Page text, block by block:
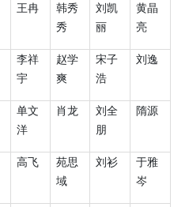
王冉
韩秀
秀
刘凯
丽
黄晶
亮
李祥
宇
赵学
爽
宋子
浩
刘逸
单文
洋
肖龙
刘全
朋
隋源
高飞
苑思
域
刘衫
于雅
岑